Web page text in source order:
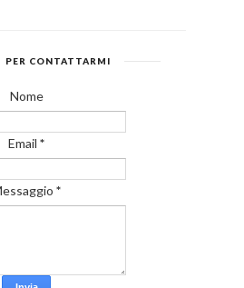
PER CONTATTARMI
Nome
Email *
*